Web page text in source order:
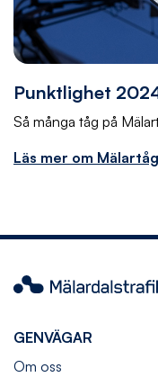
Punktlighet
Så många tåg på
Läs mer om
GENVÄGAR
Om oss